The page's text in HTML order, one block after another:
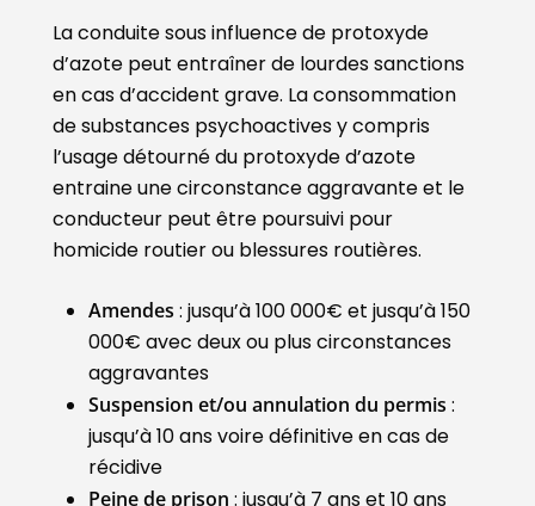
La conduite sous influence de protoxyde
d’azote peut entraîner de lourdes sanctions
en cas d’accident grave. La consommation
de substances psychoactives y compris
l’usage détourné du protoxyde d’azote
entraine une circonstance aggravante et le
conducteur peut être poursuivi pour
homicide routier ou blessures routières.
Amendes : jusqu’à 100 000€ et jusqu’à 150
000€ avec deux ou plus circonstances
aggravantes
Suspension et/ou annulation du permis :
jusqu’à 10 ans voire définitive en cas de
récidive
Peine de prison : jusqu’à 7 ans et 10 ans